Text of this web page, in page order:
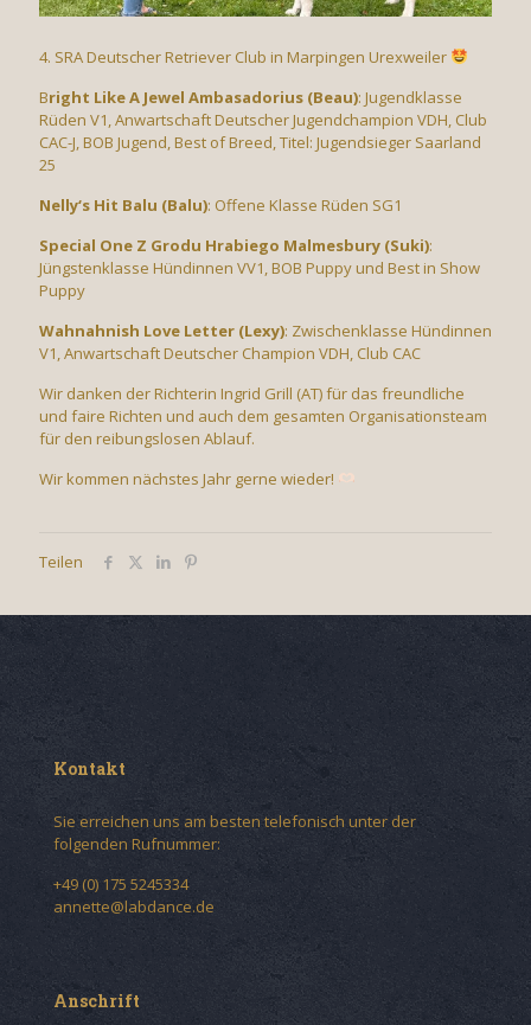
4. SRA Deutscher Retriever Club in Marpingen Urexweiler
Bright Like A Jewel Ambasadorius (Beau): Jugendklasse
Rüden V1, Anwartschaft Deutscher Jugendchampion VDH, Club
CAC-J, BOB Jugend, Best of Breed, Titel: Jugendsieger Saarland
25
Nelly‘s Hit Balu (Balu): Offene Klasse Rüden SG1
Special One Z Grodu Hrabiego Malmesbury (Suki):
Jüngstenklasse Hündinnen VV1, BOB Puppy und Best in Show
Puppy
Wahnahnish Love Letter (Lexy): Zwischenklasse Hündinnen
V1, Anwartschaft Deutscher Champion VDH, Club CAC
Wir danken der Richterin Ingrid Grill (AT) für das freundliche
und faire Richten und auch dem gesamten Organisationsteam
für den reibungslosen Ablauf.
Wir kommen nächstes Jahr gerne wieder!
Teilen
Kontakt
Sie erreichen uns am besten telefonisch unter der
folgenden Rufnummer:
+49 (0) 175 5245334
annette@labdance.de
Anschrift